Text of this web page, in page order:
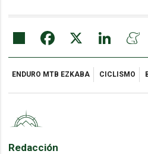
Share Facebook LinkedIn
ENDURO MTB EZKABA CICLISMO
Redacción